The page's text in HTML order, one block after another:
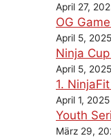
April 27,
OG
April 5, 2025
Ninja
April 5, 2025
1.
April 1, 2025
Youth
März 29,